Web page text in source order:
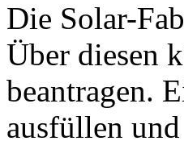
Die Solar-
Über diesen
beantragen.
ausfüllen